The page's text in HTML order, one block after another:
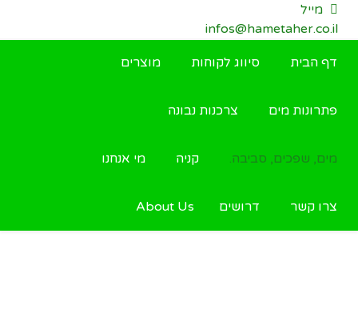
מייל
infos@hametaher.co.il
דף הבית סיווג לקוחות מוצרים
פתרונות מים צרכנות נבונה
מים, שפכים, סביבה. קניה מי אנחנו
צרו קשר דרושים About Us